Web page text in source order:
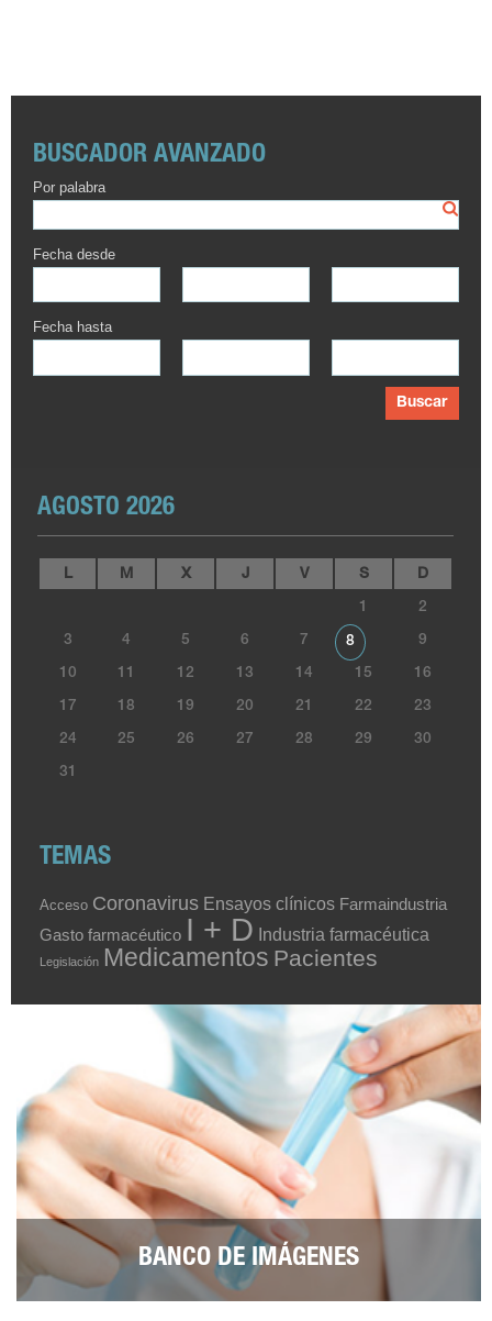
BUSCADOR AVANZADO
Por palabra
Fecha desde
Fecha hasta
Buscar
AGOSTO 2026
L M X J V S D
1 2
3 4 5 6 7 8 9
10 11 12 13 14 15 16
17 18 19 20 21 22 23
24 25 26 27 28 29 30
31
TEMAS
Acceso Coronavirus Ensayos clínicos Farmaindustria
Gasto farmacéutico I + D Industria farmacéutica
Legislación Medicamentos Pacientes
BANCO DE IMÁGENES